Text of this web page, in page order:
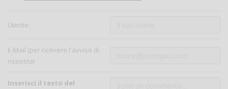
Utente:
E-Mail (per ricevere l'avviso di
risposta)
Inserisci il testo del